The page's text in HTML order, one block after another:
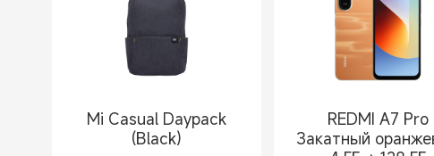
Mi Casual Daypack
(Black)
REDMI A7 Pro
Закатный